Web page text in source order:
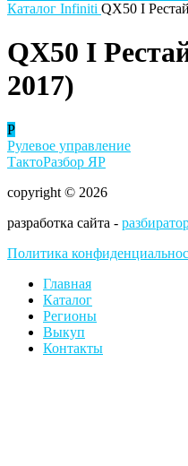
Каталог Infiniti QX50 I
QX50 I
2017)
Р
Рулевое управление
ТактоРазбор ЯР
copyright © 2026
разработка сайта -
Политика
Главная
Каталог
Регионы
Выкуп
Контакты